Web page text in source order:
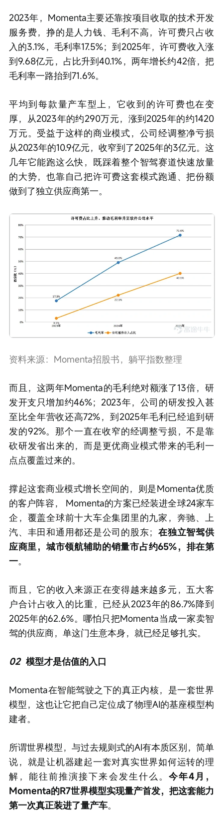
2023年，Momenta主要还靠按项目收取的技术开发
服务费，挣的是人力钱、毛利不高，许可费只占收
入的3.1%，毛利率17.5%；到2025年，许可费收入涨
到9.68亿元，占比升到40.1%，两年增长约42倍，把
毛利率一路抬到71.6%。
平均到每款量产车型上，它收到的许可费也在变
厚，从2023年的约290万元，涨到2025年的约1420
万元。受益于这样的商业模式，公司经调整净亏损
从2023年的10.9亿元，收窄到了2025年的3亿元。这
几年它能跑这么快，既踩着整个智驾赛道快速放量
的大势，也靠自己把许可费这套模式跑通、把份额
做到了独立供应商第一。
资料来源：Momenta招股书，躺平指数整理
而且，这两年Momenta的毛利绝对额涨了13倍，研
发开支只增加约46%；2023年，公司的研发投入甚
至比全年营收还高72%，到2025年毛利已经追到研
发的92%。那个一直在收窄的经调整亏损，不是靠
砍研发省出来的，而是更优商业模式带来的毛利一
点点覆盖过来的。
撑起这套商业模式增长空间的，则是Momenta优质
的客户阵容， Momenta的方案已经装进全球24家车
企，覆盖全球前十大车企集团里的九家，奔驰、上
汽、丰田和通用都还是公司的股东； 在独立智驾供
应商里，城市领航辅助的销量市占约65%，排在第
一。
而且，它的收入来源正在变得越来越多元，五大客
户合计占收入的比重，已经从2023年的86.7%降到
2025年的62.6%。哪怕只把Momenta当成一家卖智
驾的供应商，单这门生意本身，就已经足够扎实。
02 模型才是估值的入口
Momenta在智能驾驶之下的真正内核，是一套世界
模型，这也让它把自己定位成了物理AI的基座模型构
建者。
所谓世界模型，与过去规则式的AI有本质区别，简单
说，就是让机器建起一套对真实世界如何运转的理
解，能往前推演接下来会发生什么。 今年4月，
Momenta的R7世界模型实现量产首发，把这套能力
第一次真正装进了量产车。